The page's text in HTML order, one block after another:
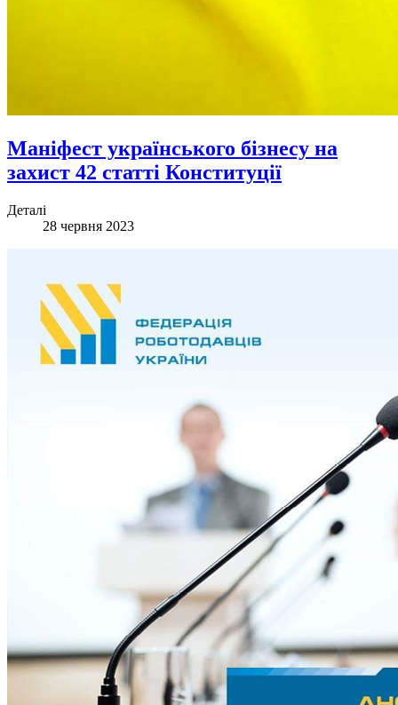
Маніфест українського бізнесу на
захист 42 статті Конституції
Деталі
28 червня 2023